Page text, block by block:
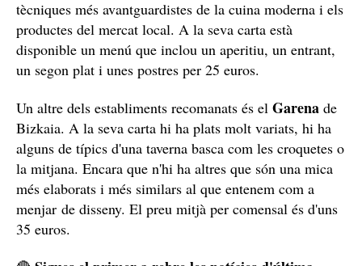
tècniques més avantguardistes de la cuina moderna i els
productes del mercat local. A la seva carta està
disponible un menú que inclou un aperitiu, un entrant,
un segon plat i unes postres per 25 euros.
Un altre dels establiments recomanats és el Garena de
Bizkaia. A la seva carta hi ha plats molt variats, hi ha
alguns de típics d'una taverna basca com les croquetes o
la mitjana. Encara que n'hi ha altres que són una mica
més elaborats i més similars al que entenem com a
menjar de disseny. El preu mitjà per comensal és d'uns
35 euros.